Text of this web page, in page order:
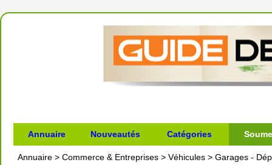
Annuaire Nouveautés Catégories
Annuaire > Commerce & Entreprises > Véhicules > Garages -